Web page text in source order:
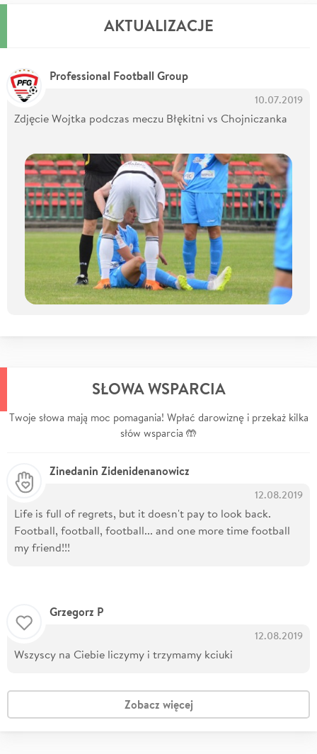
AKTUALIZACJE
Professional Football Group
10.07.2019
Zdjęcie Wojtka podczas meczu Błękitni vs Chojniczanka
SŁOWA WSPARCIA
Twoje słowa mają moc pomagania! Wpłać darowiznę i przekaż kilka
słów wsparcia 🤲
Zinedanin Zidenidenanowicz
12.08.2019
Life is full of regrets, but it doesn't pay to look back.
Football, football, football... and one more time football
my friend!!!
Grzegorz P
12.08.2019
Wszyscy na Ciebie liczymy i trzymamy kciuki
Zobacz więcej